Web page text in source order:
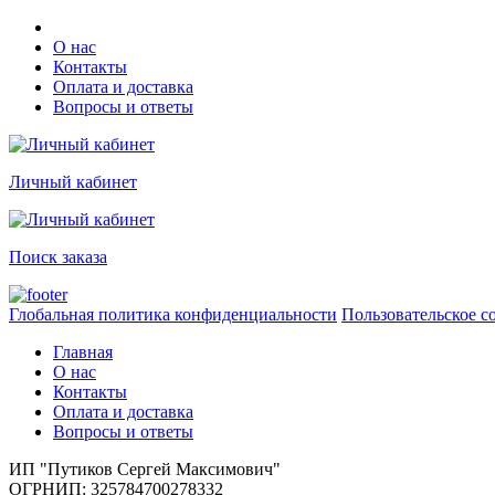
О нас
Контакты
Оплата и доставка
Вопросы и ответы
Личный кабинет
Поиск заказа
Глобальная политика конфиденциальности Пользовательское
Главная
О нас
Контакты
Оплата и доставка
Вопросы и ответы
ИП "Путиков Сергей Максимович"
ОГРНИП: 325784700278332